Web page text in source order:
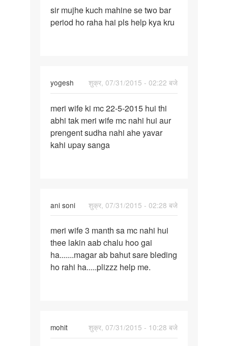
sir
mujhe
sir mujhe kuch mahine se two bar
period ho raha hai pls help kya kru
yogesh
शुक्र, 07/31/2015 - 02:22 बजे
meri
wife
ki
mc
meri wife ki mc 22-5-2015 hui thi
abhi tak meri wife mc nahi hui aur
prengent sudha nahi ahe yavar
kahi upay sanga
ani soni
शुक्र, 07/31/2015 - 02:28 बजे
meri
wife
3
manth
meri wife 3 manth sa mc nahi hui
thee lakin aab chalu hoo gai
ha.......magar ab bahut sare bleding
ho rahi ha.....plizzz help me.
mohit
शुक्र, 07/31/2015 - 10:28 बजे